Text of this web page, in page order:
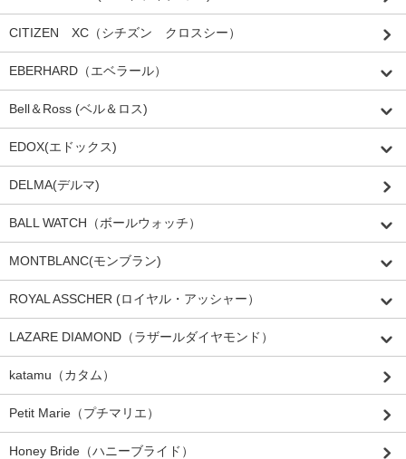
CITIZEN XC（シチズン クロスシー）
EBERHARD（エベラール）
Bell＆Ross (ベル＆ロス)
EDOX(エドックス)
DELMA(デルマ)
BALL WATCH（ボールウォッチ）
MONTBLANC(モンブラン)
ROYAL ASSCHER (ロイヤル・アッシャー）
LAZARE DIAMOND（ラザールダイヤモンド）
katamu（カタム）
Petit Marie（プチマリエ）
Honey Bride（ハニーブライド）